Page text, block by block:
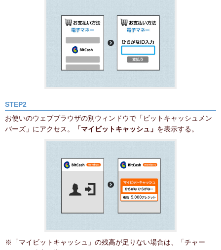
STEP2
お使いのウェブブラウザの別ウィンドウで「ビットキャッシュメン
バーズ」にアクセス。
「マイビットキャッシュ」 を表示する。
※「マイビットキャッシュ」の残高が足りない場合は、「チャー